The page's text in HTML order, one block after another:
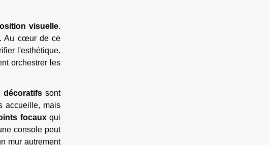
visuelle.
. Au cœur de ce
l'esthétique.
orchestrer les
décoratifs sont
accueille, mais
focauxqui
console peut
mur autrement